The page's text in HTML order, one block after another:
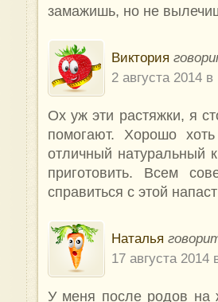
замажишь, но не
Виктория
2 августа 2014 в
Ох уж эти растяжки, я
помогают. Хорошо
отличный натуральный
приготовить. Всем
справиться с этой
Наталья
17 августа 2014
У меня после родов на